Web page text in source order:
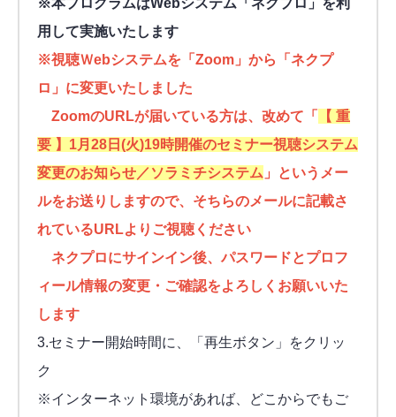
※本プログラムはWebシステム「ネクプロ」を利
用して実施いたします
※視聴Ｗebシステムを「Zoom」から「ネクプ
ロ」に変更いたしました
ZoomのURLが届いている方は、改めて「
【 重
要 】1月28日(火)19時開催のセミナー視聴システム
変更のお知らせ／ソラミチシステム 」というメー
ルをお送りしますので、そちらのメールに記載さ
れているURLよりご視聴ください
ネクプロにサインイン後、パスワードとプロフ
ィール情報の変更・ご確認をよろしくお願いいた
します
3.セミナー開始時間に、「再生ボタン」をクリッ
ク
※インターネット環境があれば、どこからでもご